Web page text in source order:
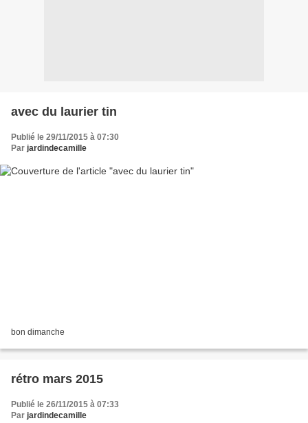
avec du laurier tin
Publié le 29/11/2015 à 07:30
Par jardindecamille
bon dimanche
rétro mars 2015
Publié le 26/11/2015 à 07:33
Par jardindecamille